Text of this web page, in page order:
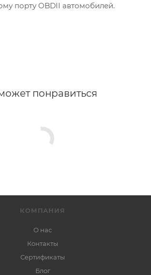
порту OBDII автомобилей.
понравиться
КОМПАНИЯ
О нас
Контакты
Сертификаты
Блог